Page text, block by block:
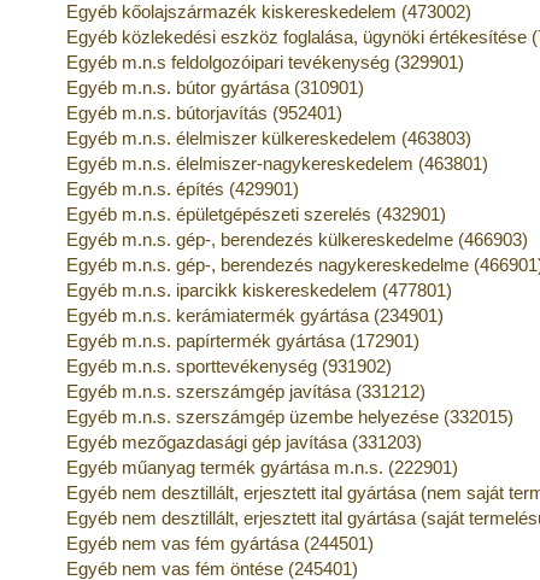
Egyéb kőolajszármazék kiskereskedelem (473002)
Egyéb közlekedési eszköz foglalása, ügynöki értékesítése
Egyéb m.n.s feldolgozóipari tevékenység (329901)
Egyéb m.n.s. bútor gyártása (310901)
Egyéb m.n.s. bútorjavítás (952401)
Egyéb m.n.s. élelmiszer külkereskedelem (463803)
Egyéb m.n.s. élelmiszer-nagykereskedelem (463801)
Egyéb m.n.s. építés (429901)
Egyéb m.n.s. épületgépészeti szerelés (432901)
Egyéb m.n.s. gép-, berendezés külkereskedelme (466903)
Egyéb m.n.s. gép-, berendezés nagykereskedelme
Egyéb m.n.s. iparcikk kiskereskedelem (477801)
Egyéb m.n.s. kerámiatermék gyártása (234901)
Egyéb m.n.s. papírtermék gyártása (172901)
Egyéb m.n.s. sporttevékenység (931902)
Egyéb m.n.s. szerszámgép javítása (331212)
Egyéb m.n.s. szerszámgép üzembe helyezése (332015)
Egyéb mezőgazdasági gép javítása (331203)
Egyéb műanyag termék gyártása m.n.s. (222901)
Egyéb nem desztillált, erjesztett ital gyártása (nem saját
Egyéb nem desztillált, erjesztett ital gyártása (saját
Egyéb nem vas fém gyártása (244501)
Egyéb nem vas fém öntése (245401)